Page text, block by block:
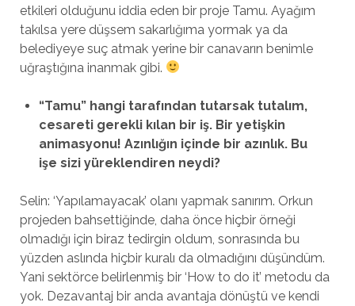
etkileri olduğunu iddia eden bir proje Tamu. Ayağım
takılsa yere düşsem sakarlığıma yormak ya da
belediyeye suç atmak yerine bir canavarın benimle
uğraştığına inanmak gibi.
“Tamu” hangi tarafından tutarsak tutalım,
cesareti gerekli kılan bir iş. Bir yetişkin
animasyonu! Azınlığın içinde bir azınlık. Bu
işe sizi yüreklendiren neydi?
Selin: ‘Yapılamayacak’ olanı yapmak sanırım. Orkun
projeden bahsettiğinde, daha önce hiçbir örneği
olmadığı için biraz tedirgin oldum, sonrasında bu
yüzden aslında hiçbir kuralı da olmadığını düşündüm.
Yani sektörce belirlenmiş bir ‘How to do it’ metodu da
yok. Dezavantaj bir anda avantaja dönüştü ve kendi